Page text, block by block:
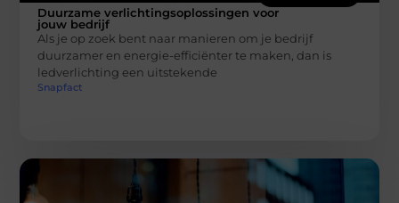
Duurzame verlichtingsoplossingen voor
jouw bedrijf
Als je op zoek bent naar manieren om je bedrijf
duurzamer en energie-efficiënter te maken, dan is
ledverlichting een uitstekende
Snapfact